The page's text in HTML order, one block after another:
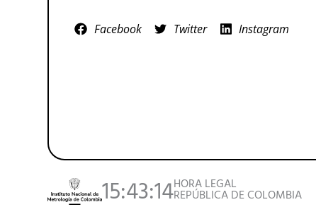
Facebook Twitter Instagram
15:43:14HORA LEGAL
REPÚBLICA DE COLOMBIA